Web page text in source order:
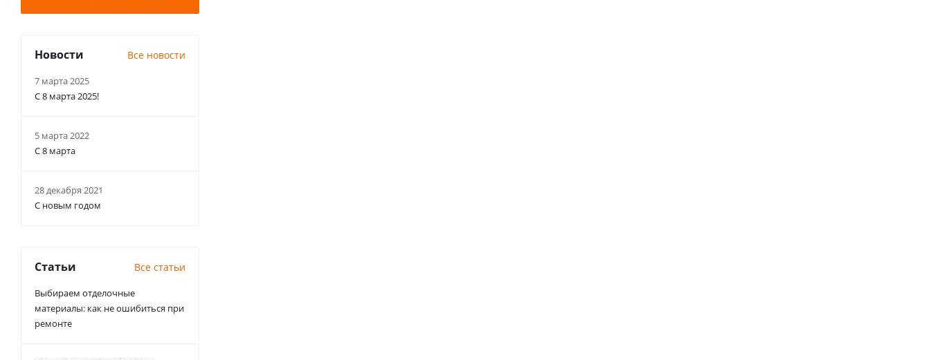
Новости Все новости
7 марта 2025
С 8 марта 2025!
5 марта 2022
С 8 марта
28 декабря 2021
С новым годом
Статьи Все статьи
Выбираем отделочные
материалы: как не ошибиться при
ремонте